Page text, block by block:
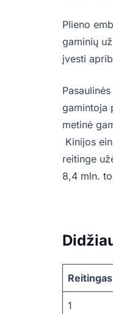
Plieno
gaminių
įvesti
gamintoja
metinė
Kinijos
reitinge
8,4 mln.
Reitingas
1